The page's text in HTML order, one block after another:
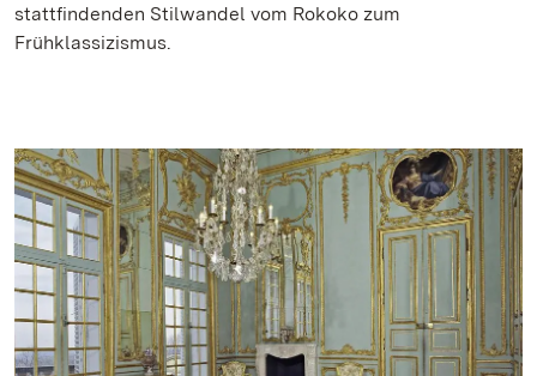
stattfindenden Stilwandel vom Rokoko zum
Frühklassizismus.